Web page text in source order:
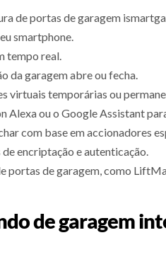
de portas de garagem
smartphone.
tempo real.
da garagem abre ou fecha.
virtuais temporárias ou
Alexa ou o Google Assistant
com base em accionadores
encriptação e autenticação.
portas de garagem, como
de garagem